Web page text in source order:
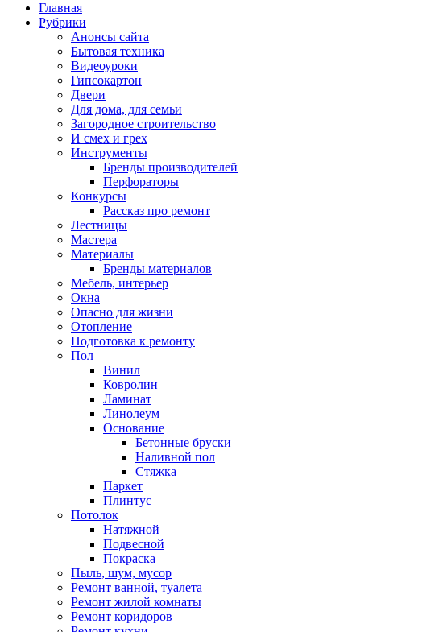
Главная
Рубрики
Анонсы сайта
Бытовая техника
Видеоуроки
Гипсокартон
Двери
Для дома, для семьи
Загородное строительство
И смех и грех
Инструменты
Бренды производителей
Перфораторы
Конкурсы
Рассказ про ремонт
Лестницы
Мастера
Материалы
Бренды материалов
Мебель, интерьер
Окна
Опасно для жизни
Отопление
Подготовка к ремонту
Пол
Винил
Ковролин
Ламинат
Линолеум
Основание
Бетонные бруски
Наливной пол
Стяжка
Паркет
Плинтус
Потолок
Натяжной
Подвесной
Покраска
Пыль, шум, мусор
Ремонт ванной, туалета
Ремонт жилой комнаты
Ремонт коридоров